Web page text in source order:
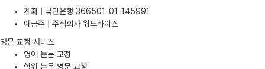
계좌 | 국민은행 366501-01-145991
예금주 | 주식회사 워드바이스
영문 교정 서비스
영어 논문 교정
학위 논문 영문 교정